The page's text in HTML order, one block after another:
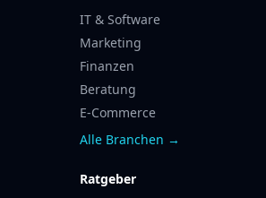
IT & Software
Marketing
Finanzen
Beratung
E-Commerce
Alle Branchen →
Ratgeber